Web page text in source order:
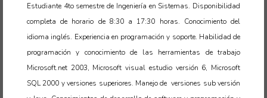
Estudiante 4to semestre de Ingeniería en Sistemas. Disponibilidad
completa de horario de 8:30 a 17:30 horas. Conocimiento del
idioma inglés. Experiencia en programación y soporte. Habilidad de
programación y conocimiento de las herramientas de trabajo
Microsoft.net 2003, Microsoft visual estudio versión 6, Microsoft
SQL 2000 y versiones superiores. Manejo de versiones sub versión